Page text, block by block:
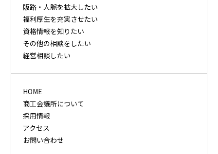
販路・⼈脈を拡⼤したい
福利厚⽣を充実させたい
資格情報を知りたい
その他の相談をしたい
経営相談したい
HOME
商工会議所について
採用情報
アクセス
お問い合わせ